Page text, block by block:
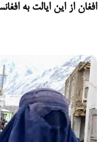
افغان از این ایالت به